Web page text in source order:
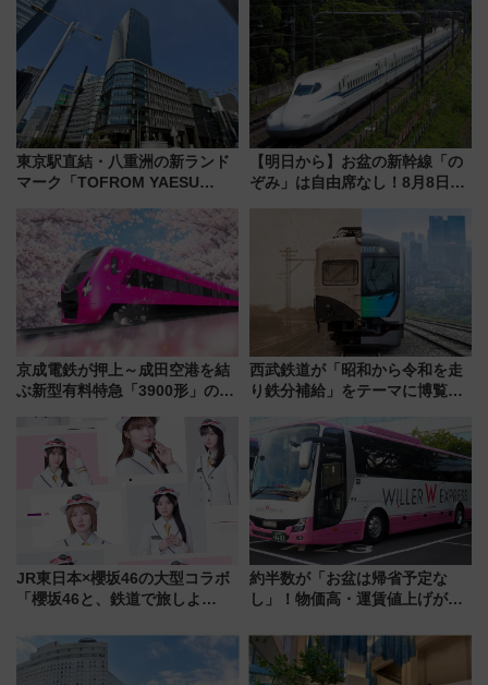
を快適移動
ケジュール 夜風とビール、映画
を満喫！
東京駅直結・八重洲の新ランド
マーク「TOFROM YAESU
ないバスターミナル直結でスキ
マ時間が充実
【明日から】お盆の新幹線「の
ぞみ」は自由席なし！8月8日午
せば空きが見つかることも 混
雑避ける「空席」探しのコツ
京成電鉄が押上～成田空港を結
ぶ新型有料特急「3900形」のコ
募集も実施
西武鉄道が「昭和から令和を走
り鉄分補給」をテーマに博覧会
14日から 新車両「トキイロ」体
験ブースも アクセスや申込方法
を解説
JR東日本×櫻坂46の大型コラボ
「櫻坂46と、鉄道で旅しよ
潟・長野・庄内へ
約半数が「お盆は帰省予定な
し」！物価高・運賃値上げが財
りたいけど……【WILLER お盆
帰省動向調査】